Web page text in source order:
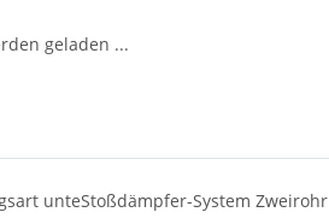
geladen ...
unteStoßdämpfer-System Zweirohr